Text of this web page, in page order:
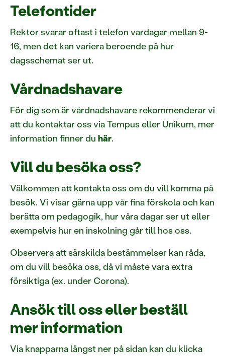
Telefontider
Rektor svarar oftast i telefon vardagar mellan 9-
16, men det kan variera beroende på hur
dagsschemat ser ut.
Vårdnadshavare
För dig som är vårdnadshavare rekommenderar vi
att du kontaktar oss via Tempus eller Unikum, mer
information finner du här.
Vill du besöka oss?
Välkommen att kontakta oss om du vill komma på
besök. Vi visar gärna upp vår fina förskola och kan
berätta om pedagogik, hur våra dagar ser ut eller
exempelvis hur en inskolning går till hos oss.
Observera att särskilda bestämmelser kan råda,
om du vill besöka oss, då vi måste vara extra
försiktiga (ex. under Corona).
Ansök till oss eller beställ
mer information
Via knapparna längst ner på sidan kan du klicka